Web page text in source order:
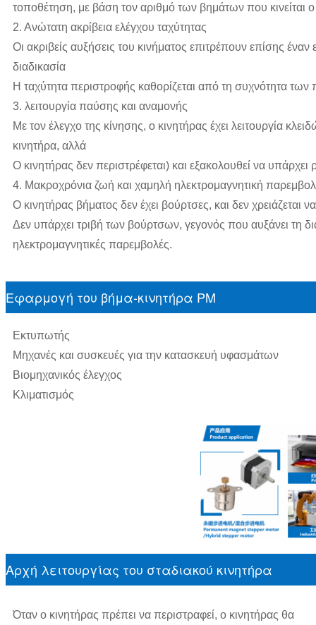
τοποθέτηση, με βάση τον αριθμό των βημάτων που κινείται ο
2. Ανώτατη ακρίβεια ελέγχου ταχύτητας
Οι ακριβείς αυξήσεις του κινήματος επιτρέπουν επίσης έναν
διαδικασία
Η ταχύτητα περιστροφής καθορίζεται από τη συχνότητα
3. λειτουργία παύσης και αναμονής
Με τον έλεγχο της κίνησης, ο κινητήρας έχει λειτουργία
κινητήρα, αλλά
Ο κινητήρας δεν περιστρέφεται) και εξακολουθεί να
4. Μακροχρόνια ζωή και χαμηλή ηλεκτρομαγνητική
Ο κινητήρας βήματος δεν έχει βούρτσες, και δεν
Δεν υπάρχει τριβή των βούρτσων, γεγονός που αυξάνει τη
ηλεκτρομαγνητικές παρεμβολές.
Εφαρμογή του βήμα-κινητήρα PM
Εκτυπωτής
Μηχανές και συσκευές για την κατασκευή υφασμάτων
Βιομηχανικός έλεγχος
Κλιματισμός
Αρχή λειτουργίας του σταδιακού κινητήρα
Όταν ο κινητήρας πρέπει να περιστραφεί, ο κινητήρας θα